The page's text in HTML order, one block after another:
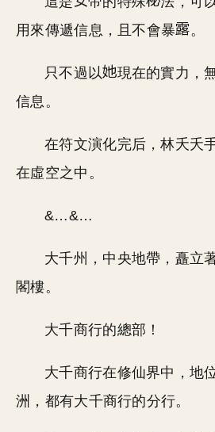
用來傳遞信息，且不會暴
。
只不過以
現在的實力，
信息。
在符文演化完后，林夭夭
在虛空之中。
&…&…
大千州，中央地帶，矗立
閣樓。
大千商行的總部！
大千商行在修仙界中，地
洲，都有大千商行的分行。